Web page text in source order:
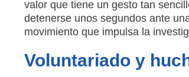
valor que tiene un gesto tan
detenerse unos segundos ante
movimiento que impulsa la
Voluntariado y